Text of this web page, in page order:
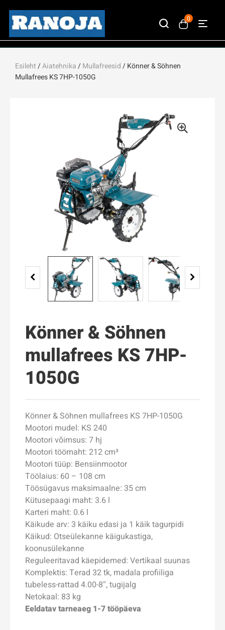
0
Esileht/Aiatehnika/Mullafreesid/ Könner & Söhnen
Mullafrees KS 7HP-1050G
Könner & Söhnen
mullafrees KS 7HP-
1050G
Könner & Söhnen mullafrees KS 7HP-1050G
Mootori mudel: KS 240
Mootori võimsus: 7 hj
Mootori töömaht: 212 cm³
Mootori tüüp: Bensiinmootor
Töölaius: 60 – 108 cm
Töösügavus maksimaalne: 35 cm
Kütusepaagi maht: 3.6 l
Karteri maht: 0.6 l
Käikude arv: 3 käiku edasi ja 1 käik tagurpidi
Käikud: Otseülekanne käigukastiga,
koonusülekanne
Reguleeritavad käepidemed: Vertikaal suunas
Komplektis: Terad 32 tk, madala profiiliga
tubeless-rattad 4.00-8″, tugijalg
Netokaal: 83 kg
Eeldatav tarneaeg 1-7 tööpäeva